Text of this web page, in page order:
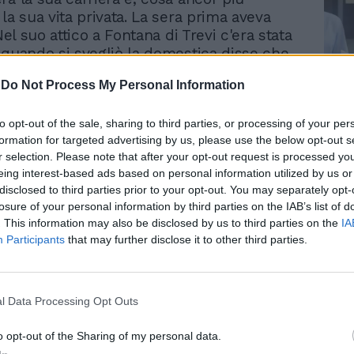
Do Not Process My Personal Information
opt-out of the sale, sharing to third parties, or processing of your
for targeted advertising by us, please use the below opt-out
selection. Please note that after your opt-out request is processed
interest-based ads based on personal information utilized by us
to third parties prior to your opt-out. You may separately
of your personal information by third parties on the IAB’s list of
This information may also be disclosed by us to third parties on the
Participants that may further disclose it to other third parties.
Data Processing Opt Outs
opt-out of the Sharing of my personal data.
sua vita privata. La sera prima aveva
suo attico a Fontana di Trevi c'era stata
si svegliò la domestica disse che
di telefonare a nome suo ad un
Una richiesta strana, d'accordo, ma tutti
spettacolo conoscevano le
Chiari. Luttazzi fece quella telefonata,
che Bettarelli fosse spacciatore di
che il telefono fosse
Il giorno dopo arrivarono nel suo
due finanzieri, non trovarono nulla ma
i quali Luttazzi prese appunti per il
Alberto Sordi per il suo film
piena per la completa estraneità ai fatti,
Rudy Giuliani a Come States?
Trump, Meloni e la strategia
americana